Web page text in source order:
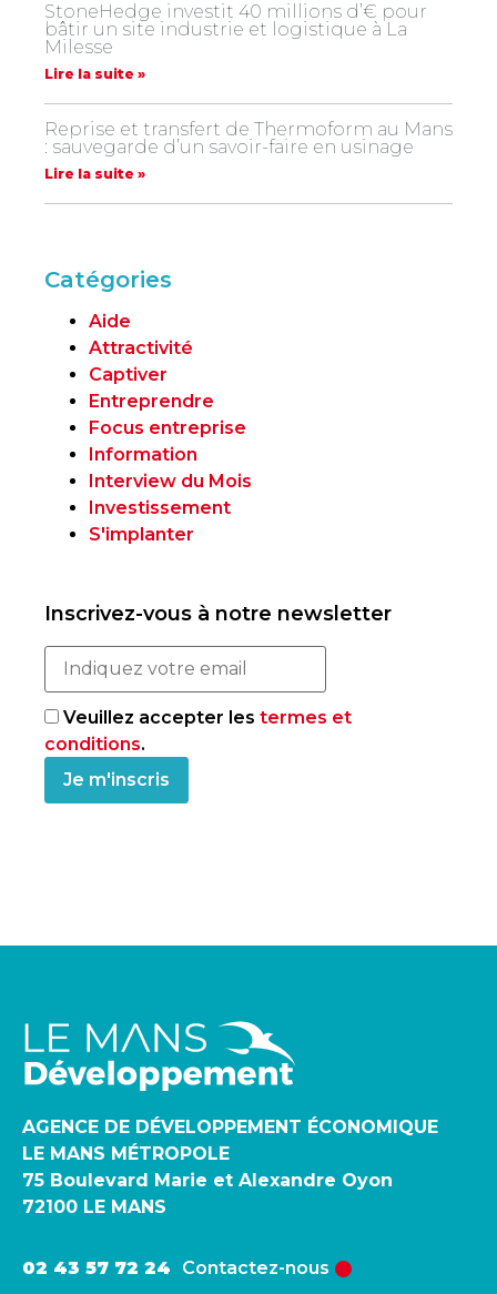
StoneHedge investit 40 millions d’€ pour
bâtir un site industrie et logistique à La
Milesse
Lire la suite »
Reprise et transfert de Thermoform au Mans
: sauvegarde d’un savoir-faire en usinage
Lire la suite »
Catégories
Aide
Attractivité
Captiver
Entreprendre
Focus entreprise
Information
Interview du Mois
Investissement
S'implanter
Inscrivez-vous à notre newsletter
Veuillez accepter les termes et
conditions.
AGENCE DE DÉVELOPPEMENT ÉCONOMIQUE
LE MANS MÉTROPOLE
75 Boulevard Marie et Alexandre Oyon
72100 LE MANS
02 43 57 72 24 Contactez-nous